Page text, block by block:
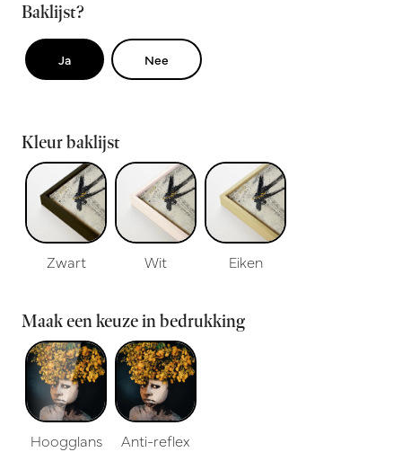
Baklijst?
Ja Nee
Kleur baklijst
Zwart Wit Eiken
Maak een keuze in bedrukking
Hoogglans Anti-reflex